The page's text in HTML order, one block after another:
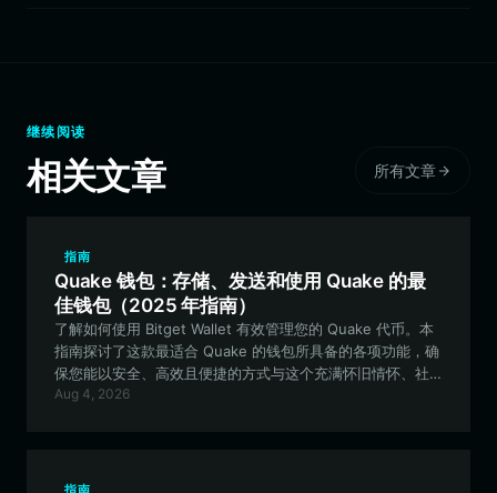
继续阅读
相关文章 所有文章
指南
Quake 钱包：存储、发送和使用 Quake 的最
佳钱包（2025 年指南）
了解如何使用 Bitget Wallet 有效管理您的 Quake 代币。本
指南探讨了这款最适合 Quake 的钱包所具备的各项功能，确
保您能以安全、高效且便捷的方式与这个充满怀旧情怀、社
区驱动的生态系统进行交互。
Aug 4, 2026
指南